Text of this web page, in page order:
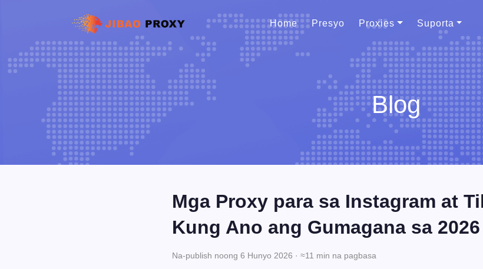
Home Presyo Proxies Suporta
Blog
Mga Proxy para sa Instagram at
Kung Ano ang Gumagana sa 2026
Na-publish noong 6 Hunyo 2026 · ≈11 min na pagbasa